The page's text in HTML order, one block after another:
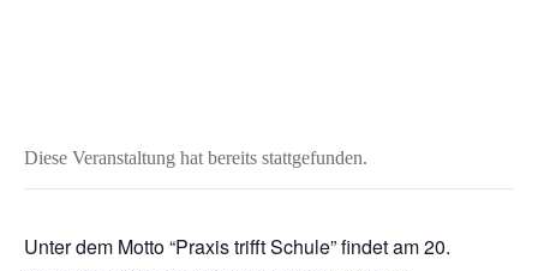
Diese Veranstaltung hat bereits stattgefunden.
Unter dem Motto “Praxis trifft Schule” findet am 20.